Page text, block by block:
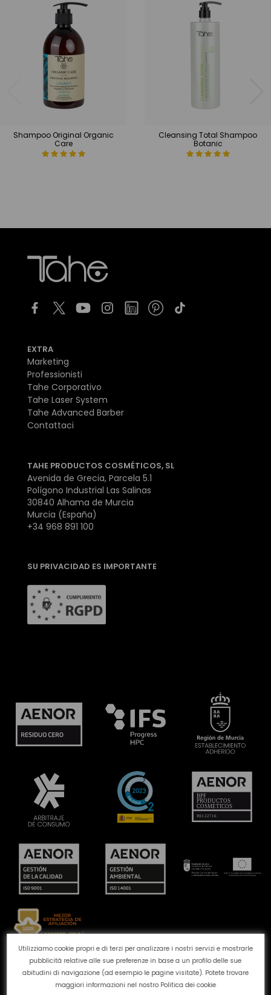
Utilizziamo cookie propri e di terzi per analizzare i nostri servizi e mostrarle
pubblicità relative alle sue preferenze in base a un profilo delle sue
abitudini di navigazione (ad esempio le pagine visitate). Potete trovare
maggiori informazioni nel nostro Politica dei cookie
Shampoo Original Organic
Care
Cleansing Total Shampoo
Botanic
EXTRA
Marketing
Professionisti
Tahe Corporativo
Tahe Laser System
Tahe Advanced Barber
Contattaci
TAHE PRODUCTOS COSMÉTICOS, SL
Avenida de Grecia, Parcela 5.1
Polígono Industrial Las Salinas
30840 Alhama de Murcia
Murcia (España)
+34 968 891 100
SU PRIVACIDAD ES IMPORTANTE
Canale reclami Politica dei cookie
Politica sulla
privacy
Avviso legale Qualità e ambiente